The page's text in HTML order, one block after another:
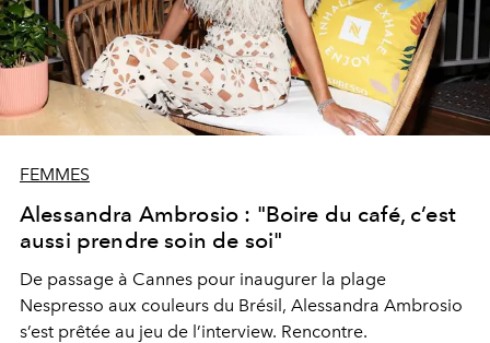
FEMMES
Alessandra Ambrosio : "Boire du café, c’est
aussi prendre soin de soi"
De passage à Cannes pour inaugurer la plage
Nespresso aux couleurs du Brésil, Alessandra Ambrosio
s’est prêtée au jeu de l’interview. Rencontre.